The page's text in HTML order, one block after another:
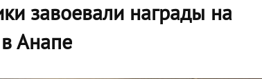
завоевали награды на
Анапе